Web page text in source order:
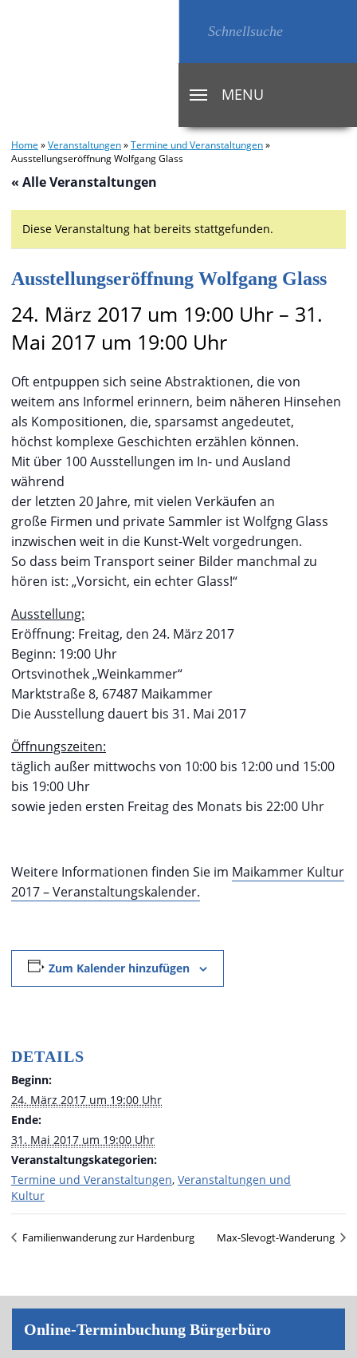
TOGGLE
NAVIGATION
MENU
On­line-Ter­min­bu­chung Bür­ger­bü­ro
Home »Veranstaltungen»Termine und Veranstaltungen»
Ausstellungseröffnung Wolfgang Glass
« Alle Veranstaltungen
Diese Veranstaltung hat bereits stattgefunden.
Ausstellungseröffnung Wolfgang Glass
24. März 2017 um 19:00 Uhr – 31.
Mai 2017 um 19:00 Uhr
Oft entpuppen sich seine Abstraktionen, die von
weitem ans Informel erinnern, beim näheren Hinsehen
als Kompositionen, die, sparsamst angedeutet,
höchst komplexe Geschichten erzählen können.
Mit über 100 Ausstellungen im In- und Ausland
während
der letzten 20 Jahre, mit vielen Verkäufen an
große Firmen und private Sammler ist Wolfgng Glass
inzwischen weit in die Kunst-Welt vorgedrungen.
So dass beim Transport seiner Bilder manchmal zu
hören ist: „Vorsicht, ein echter Glass!“
Ausstellung:
Eröffnung: Freitag, den 24. März 2017
Beginn: 19:00 Uhr
Ortsvinothek „Weinkammer“
Marktstraße 8, 67487 Maikammer
Die Ausstellung dauert bis 31. Mai 2017
Öffnungszeiten:
täglich außer mittwochs von 10:00 bis 12:00 und 15:00
bis 19:00 Uhr
sowie jeden ersten Freitag des Monats bis 22:00 Uhr
Weitere Informationen finden Sie im Maikammer Kultur
2017 – Veranstaltungskalender.
Zum Kalender hinzufügen
DETAILS
Beginn:
24. März 2017 um 19:00 Uhr
Ende:
31. Mai 2017 um 19:00 Uhr
Veranstaltungskategorien:
Termine und Veranstaltungen, Veranstaltungen und
Kultur
Familienwanderung zur Hardenburg Max-Slevogt-Wanderung